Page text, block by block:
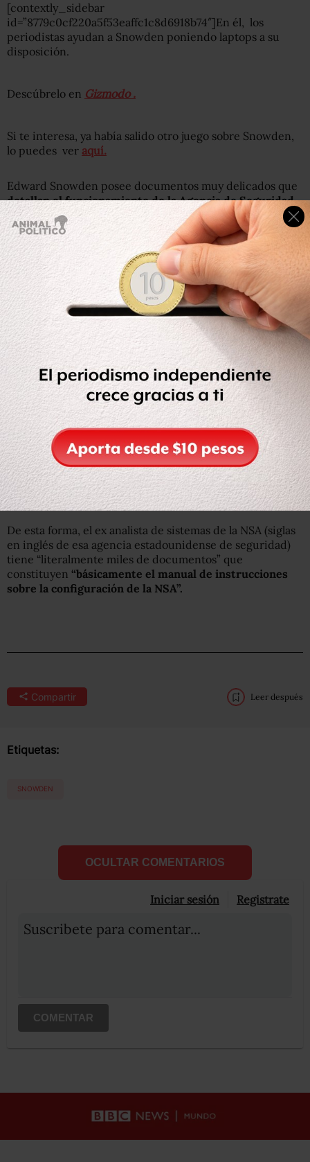
[contextly_sidebar
id=”8779c0cf220a5f53eaffc1c8d6918b74″]En él, los
periodistas ayudan a Snowden poniendo laptops a su
disposición.
Descúbrelo en Gizmodo .
Si te interesa, ya había salido otro juego sobre Snowden,
lo puedes ver aquí.
Edward Snowden posee documentos muy delicados que
detallan el funcionamiento de la Agencia de Seguridad
Nacional (NSA),
los cuales
permitirían a quien los leyera
evadir o incluso copiar la vigilancia electrónica que
efectúa ese organismo
, dijo en julio pasado Glenn
Greenwald, columnista del periódicoThe Guardian
y el
primero en reportar sobre las filtraciones de inteligencia
que hizo Snowden.
De esta forma, el ex analista de sistemas de la NSA (siglas
en inglés de esa agencia estadounidense de seguridad)
tiene “literalmente miles de documentos” que
constituyen “básicamente el manual de instrucciones
sobre la configuración de la NSA”.
Compartir Leer después
Etiquetas:
SNOWDEN
OCULTAR COMENTARIOS
Iniciar sesión Registrate
Suscribete para comentar...
COMENTAR